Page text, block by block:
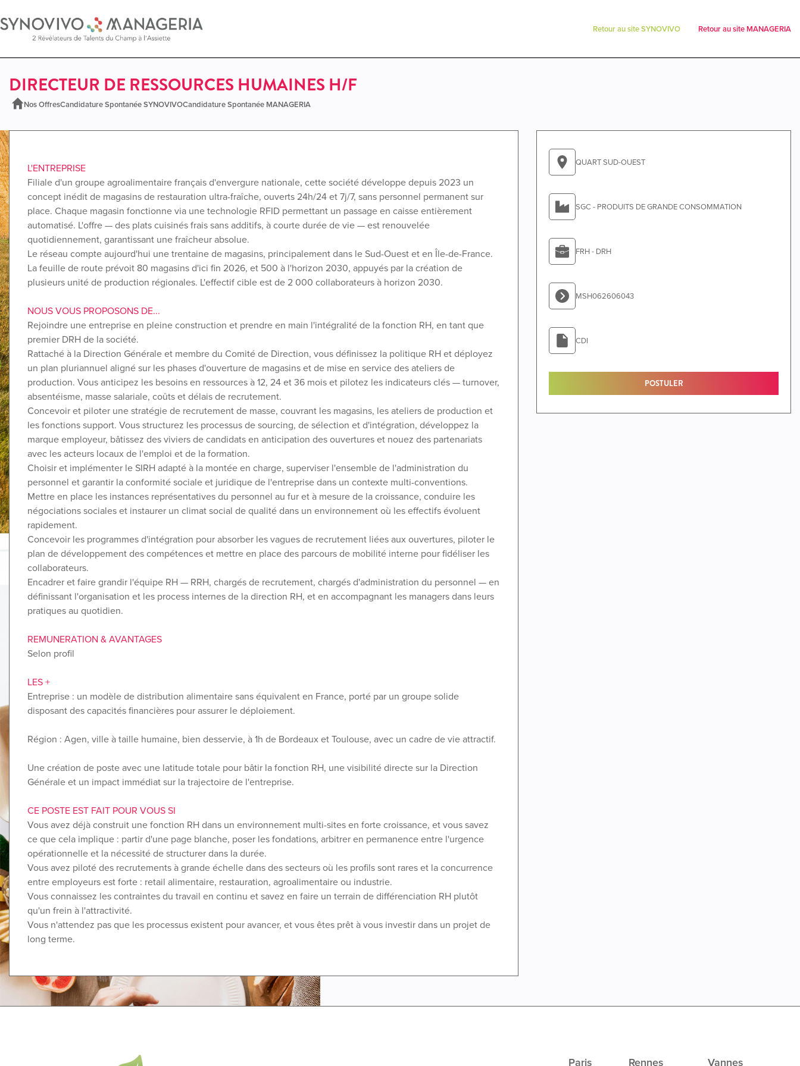
Retour au site SYNOVIVO Retour au site MANAGERIA
DIRECTEUR DE RESSOURCES HUMAINES H/F
Nos OffresCandidature Spontanée SYNOVIVOCandidature Spontanée MANAGERIA
L'ENTREPRISE
Filiale d'un groupe agroalimentaire français d'envergure nationale, cette société développe depuis 2023 un
concept inédit de magasins de restauration ultra-fraîche, ouverts 24h/24 et 7j/7, sans personnel permanent sur
place. Chaque magasin fonctionne via une technologie RFID permettant un passage en caisse entièrement
automatisé. L'offre — des plats cuisinés frais sans additifs, à courte durée de vie — est renouvelée
quotidiennement, garantissant une fraîcheur absolue.
Le réseau compte aujourd'hui une trentaine de magasins, principalement dans le Sud-Ouest et en Île-de-France.
La feuille de route prévoit 80 magasins d'ici fin 2026, et 500 à l'horizon 2030, appuyés par la création de
plusieurs unité de production régionales. L'effectif cible est de 2 000 collaborateurs à horizon 2030.
NOUS VOUS PROPOSONS DE...
Rejoindre une entreprise en pleine construction et prendre en main l'intégralité de la fonction RH, en tant que
premier DRH de la société.
Rattaché à la Direction Générale et membre du Comité de Direction, vous définissez la politique RH et déployez
un plan pluriannuel aligné sur les phases d'ouverture de magasins et de mise en service des ateliers de
production. Vous anticipez les besoins en ressources à 12, 24 et 36 mois et pilotez les indicateurs clés — turnover,
absentéisme, masse salariale, coûts et délais de recrutement.
Concevoir et piloter une stratégie de recrutement de masse, couvrant les magasins, les ateliers de production et
les fonctions support. Vous structurez les processus de sourcing, de sélection et d'intégration, développez la
marque employeur, bâtissez des viviers de candidats en anticipation des ouvertures et nouez des partenariats
avec les acteurs locaux de l'emploi et de la formation.
Choisir et implémenter le SIRH adapté à la montée en charge, superviser l'ensemble de l'administration du
personnel et garantir la conformité sociale et juridique de l'entreprise dans un contexte multi-conventions.
Mettre en place les instances représentatives du personnel au fur et à mesure de la croissance, conduire les
négociations sociales et instaurer un climat social de qualité dans un environnement où les effectifs évoluent
rapidement.
Concevoir les programmes d'intégration pour absorber les vagues de recrutement liées aux ouvertures, piloter le
plan de développement des compétences et mettre en place des parcours de mobilité interne pour fidéliser les
collaborateurs.
Encadrer et faire grandir l'équipe RH — RRH, chargés de recrutement, chargés d'administration du personnel — en
définissant l'organisation et les process internes de la direction RH, et en accompagnant les managers dans leurs
pratiques au quotidien.
REMUNERATION & AVANTAGES
Selon profil
LES +
Entreprise : un modèle de distribution alimentaire sans équivalent en France, porté par un groupe solide
disposant des capacités financières pour assurer le déploiement.
Région : Agen, ville à taille humaine, bien desservie, à 1h de Bordeaux et Toulouse, avec un cadre de vie attractif.
Une création de poste avec une latitude totale pour bâtir la fonction RH, une visibilité directe sur la Direction
Générale et un impact immédiat sur la trajectoire de l'entreprise.
CE POSTE EST FAIT POUR VOUS SI
Vous avez déjà construit une fonction RH dans un environnement multi-sites en forte croissance, et vous savez
ce que cela implique : partir d'une page blanche, poser les fondations, arbitrer en permanence entre l'urgence
opérationnelle et la nécessité de structurer dans la durée.
Vous avez piloté des recrutements à grande échelle dans des secteurs où les profils sont rares et la concurrence
entre employeurs est forte : retail alimentaire, restauration, agroalimentaire ou industrie.
Vous connaissez les contraintes du travail en continu et savez en faire un terrain de différenciation RH plutôt
qu'un frein à l'attractivité.
Vous n'attendez pas que les processus existent pour avancer, et vous êtes prêt à vous investir dans un projet de
long terme.
QUART SUD-OUEST
SGC - PRODUITS DE GRANDE CONSOMMATION
FRH - DRH
MSH062606043
CDI
POSTULER
Paris Rennes Vannes